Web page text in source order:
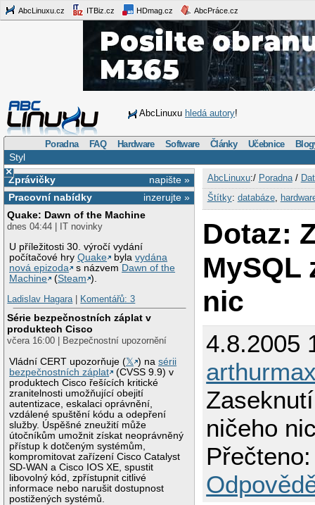
AbcLinuxu.cz ITBiz.cz HDmag.cz AbcPráce.cz
AbcLinuxu hledá autory!
Poradna FAQ Hardware Software Články Učebnice
Styl
×
napište »
Zprávičky
inzerujte »
Pracovní nabídky
Quake: Dawn of the Machine
dnes 04:44 | IT novinky
U příležitosti 30. výročí vydání
počítačové hryQuake bylavydána
nová epizoda
s názvem Dawn of the
Machine
(Steam ).
Ladislav Hagara| Komentářů: 3
Série bezpečnostních záplat v
produktech Cisco
včera 16:00 | Bezpečnostní upozornění
Vládní CERT upozorňuje (𝕏 ) nasérii
bezpečnostních záplat
(CVSS 9.9) v
produktech Cisco řešících kritické
zranitelnosti umožňující obejití
autentizace, eskalaci oprávnění,
vzdálené spuštění kódu a odepření
služby. Úspěšné zneužití může
útočníkům umožnit získat neoprávněný
přístup k dotčeným systémům,
kompromitovat zařízení Cisco Catalyst
SD-WAN a Cisco IOS XE, spustit
libovolný kód, zpřístupnit citlivé
informace nebo narušit dostupnost
postižených systémů.
AbcLinuxu:/ Poradna/
Štítky: databáze,
Dotaz:
MySQL
nic
4.8.2005
ničeho